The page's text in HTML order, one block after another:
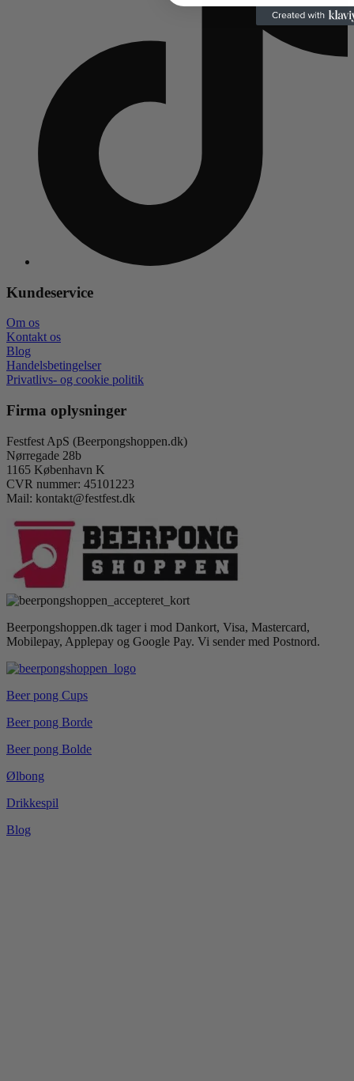
Kundeservice
Om os
Kontakt os
Blog
Handelsbetingelser
Privatlivs- og cookie politik
Firma oplysninger
Festfest ApS (Beerpongshoppen.dk)
Nørregade 28b
1165 København K
CVR nummer: 45101223
Mail: kontakt@festfest.dk
Beerpongshoppen.dk tager i mod Dankort, Visa, Mastercard,
Mobilepay, Applepay og Google Pay. Vi sender med Postnord.
Beer pong Cups
Beer pong Borde
Beer pong Bolde
Ølbong
Drikkespil
Blog